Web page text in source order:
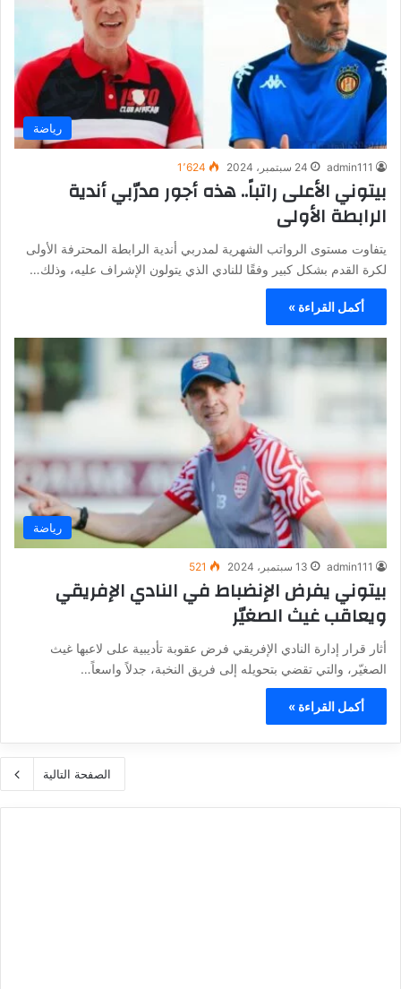
رياضة
admin111 24 سبتمبر، 2024 1٬624
بيتوني الأعلى راتباً.. هذه أجور مدرّبي أندية
الرابطة الأولى
يتفاوت مستوى الرواتب الشهرية لمدربي أندية الرابطة المحترفة الأولى
لكرة القدم بشكل كبير وفقًا للنادي الذي يتولون الإشراف عليه، وذلك…
أكمل القراءة »
رياضة
admin111 13 سبتمبر، 2024 521
بيتوني يفرض الإنضباط في النادي الإفريقي
ويعاقب غيث الصغيّر
أثار قرار إدارة النادي الإفريقي فرض عقوبة تأديبية على لاعبها غيث
الصغيّر، والتي تقضي بتحويله إلى فريق النخبة، جدلاً واسعاً…
أكمل القراءة »
الصفحة التالية